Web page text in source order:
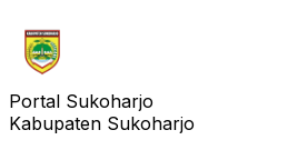
Portal Sukoharjo
Kabupaten Sukoharjo